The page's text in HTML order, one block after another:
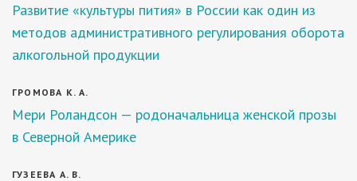
Развитие «культуры пития» в России как один из
методов административного регулирования оборота
алкогольной продукции
ГРОМОВА К. А.
Мери Роландсон — родоначальница женской прозы
в Северной Америке
ГУЗЕЕВА А. В.